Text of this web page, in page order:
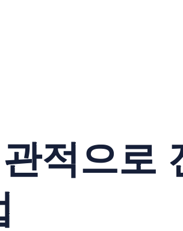
적으로